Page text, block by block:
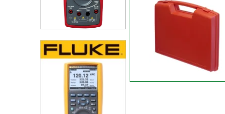
עם ריפוד פנימי - אדומה